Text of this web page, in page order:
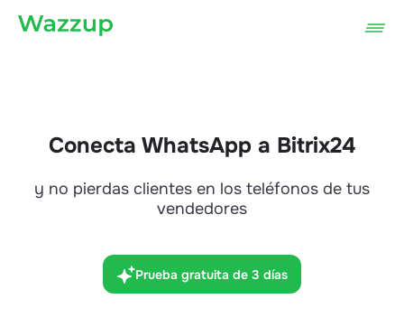
Conecta WhatsApp a Bitrix24
y no pierdas clientes en los teléfonos de tus
vendedores
Prueba gratuita de 3 días